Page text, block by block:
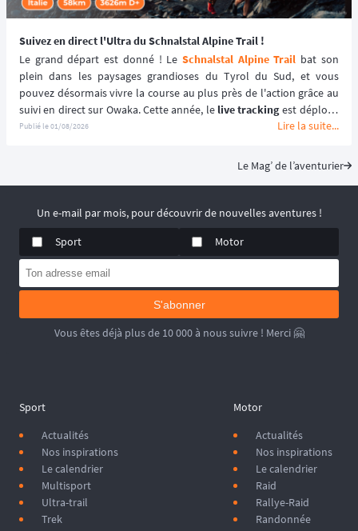
Suivez en direct l'Ultra du Schnalstal Alpine Trail !
Le grand départ est donné ! Le Schnalstal Alpine Trail bat son
plein dans les paysages grandioses du Tyrol du Sud, et vous
pouvez désormais vivre la course au plus près de l'action grâce au
suivi en direct sur Owaka. Cette année, le live tracking est déployé
spécifiquement pour la distance reine de l'événement afin de
Publié le01/08/2026 Lire la suite...
Le Mag’ de l’aventurier
Un e-mail par mois, pour découvrir de nouvelles aventures !
Sport
Motor
S'abonner
Vous êtes déjà plus de 10 000 à nous suivre ! Merci 🤗
Sport
Actualités
Nos inspirations
Le calendrier
Multisport
Ultra-trail
Trek
Motor
Actualités
Nos inspirations
Le calendrier
Raid
Rallye-Raid
Randonnée